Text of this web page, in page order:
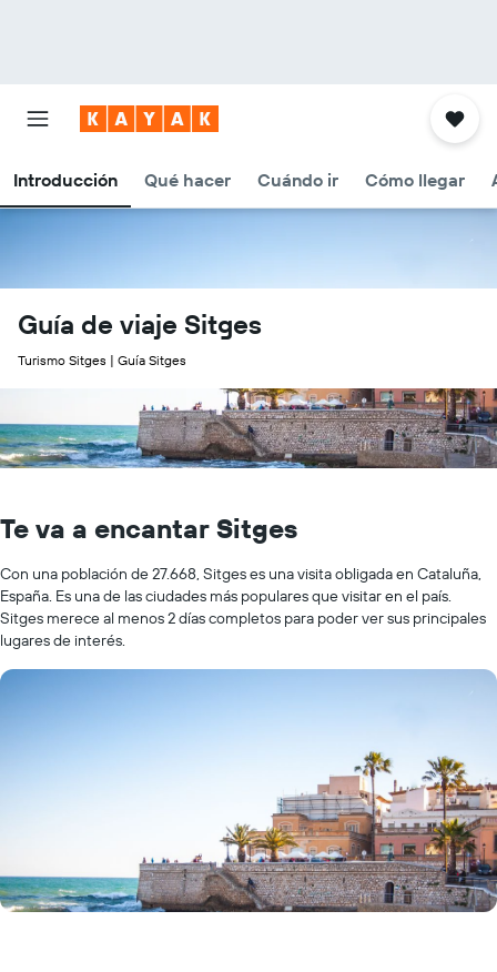
Introducción Qué hacer Cuándo ir Cómo llegar
Guía de viaje Sitges
Turismo Sitges | Guía Sitges
Te va a encantar Sitges
Con una población de 27.668, Sitges es una visita obligada en Cataluña,
España. Es una de las ciudades más populares que visitar en el país.
Sitges merece al menos 2 días completos para poder ver sus principales
lugares de interés.